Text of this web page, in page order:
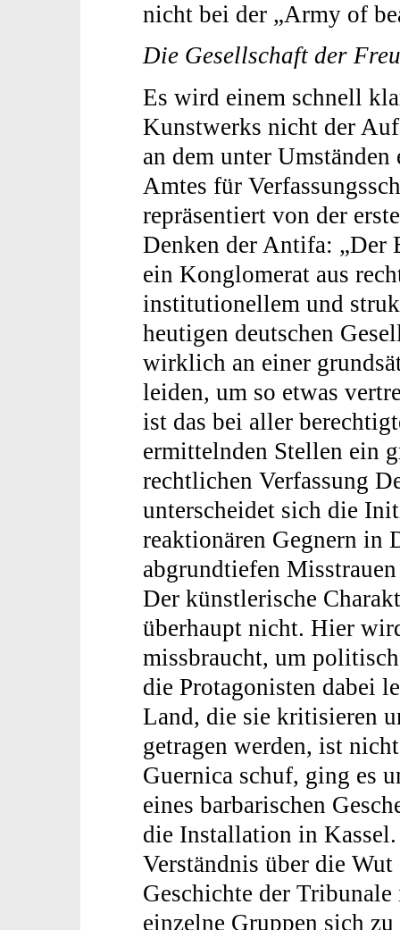
nicht bei der „Army of
Die Gesellschaft der
Es wird einem schnell
Kunstwerks nicht der
an dem unter
Amtes für
repräsentiert von der
Denken der Antifa:
ein Konglomerat aus
institutionellem und
heutigen deutschen
wirklich an einer
leiden, um so etwas
ist das bei aller
ermittelnden Stellen ein
rechtlichen Verfassung
unterscheidet sich die
reaktionären Gegnern in
abgrundtiefen
Der künstlerische
überhaupt nicht. Hier
missbraucht, um
die Protagonisten dabei
Land, die sie kritisieren
getragen werden, ist
Guernica schuf, ging es
eines barbarischen
die Installation in
Verständnis über die
Geschichte der
einzelne Gruppen sich